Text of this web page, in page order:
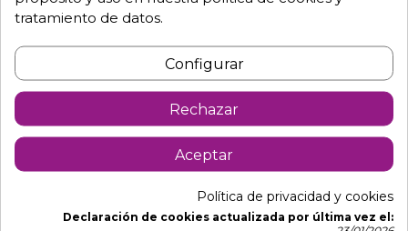
tratamiento de datos.
Configurar
Rechazar
Aceptar
Política de privacidad y cookies
Declaración de cookies actualizada por última vez el: